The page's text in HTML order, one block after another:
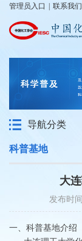
管理员入口 联系我们
导航分类
科普基地
大
发布时
一、科普基地介绍